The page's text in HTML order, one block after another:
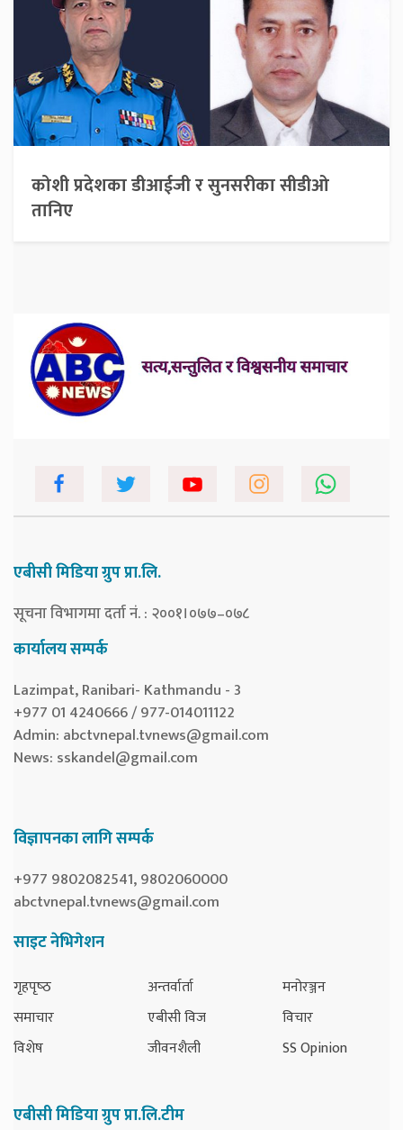
कोशी प्रदेशका डीआईजी र सुनसरीका सीडीओ
तानिए
एबीसी मिडिया ग्रुप प्रा.लि.
सूचना विभागमा दर्ता नं. : २००१।०७७–०७८
कार्यालय सम्पर्क
Lazimpat, Ranibari- Kathmandu - 3
+977 01 4240666 / 977-014011122
Admin: abctvnepal.tvnews@gmail.com
News: sskandel@gmail.com
विज्ञापनका लागि सम्पर्क
+977 9802082541, 9802060000
abctvnepal.tvnews@gmail.com
साइट नेभिगेशन
गृहपृष्‍ठ
समाचार
विशेष
अन्तर्वार्ता
एबीसी विज
जीवनशैली
मनोरञ्जन
विचार
SS Opinion
एबीसी मिडिया ग्रुप प्रा.लि.टीम